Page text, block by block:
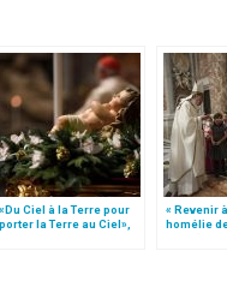
«Du Ciel à la Terre pour
porter la Terre au Ciel»,
« Revenir
homélie
Noël